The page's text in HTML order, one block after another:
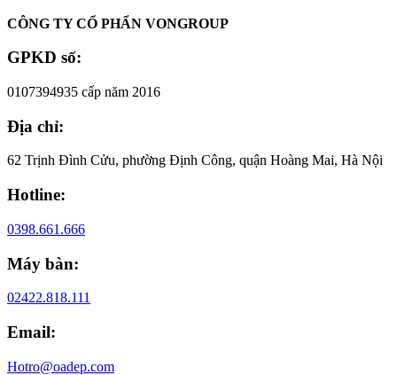
CÔNG TY CỔ PHẨN VONGROUP
GPKD số:
0107394935 cấp năm 2016
Địa chỉ:
62 Trịnh Đình Cửu, phường Định Công, quận Hoàng Mai, Hà Nội
Hotline:
0398.661.666
Máy bàn:
02422.818.111
Email:
Hotro@oadep.com